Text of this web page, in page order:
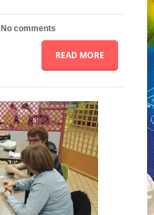
No comments
READ MORE